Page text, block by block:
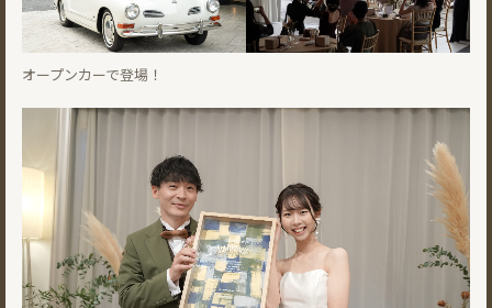
オープンカーで登場！